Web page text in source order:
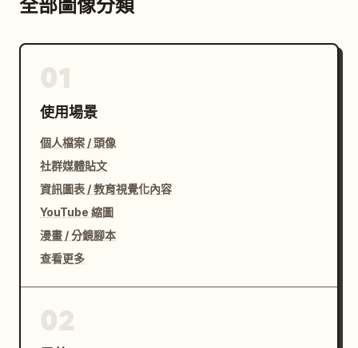
全部圖像分類
使用場景
個人檔案 / 頭像
社群媒體貼文
資訊圖表 / 教育視覺化內容
YouTube 縮圖
漫畫 / 分鏡腳本
查看更多